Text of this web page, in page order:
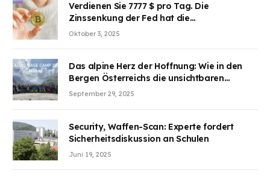
Verdienen Sie 7777 $ pro Tag. Die
Zinssenkung der Fed hat die
Aufmerksamkeit des Marktes erregt.
Oktober 3, 2025
Das alpine Herz der Hoffnung: Wie in den
Bergen Österreichs die unsichtbaren
Wunden des Kriegesheilen
September 29, 2025
Security, Waffen-Scan: Experte fordert
Sicherheitsdiskussion an Schulen
Juni 19, 2025